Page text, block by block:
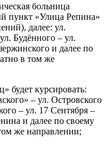
больница
пункт «Улица Репина»
далее: ул.
Будённого – ул.
и далее по
в том же
будет курсировать:
– ул. Островского
– ул. 17 Сентября –
и далее по своему
же направлении;